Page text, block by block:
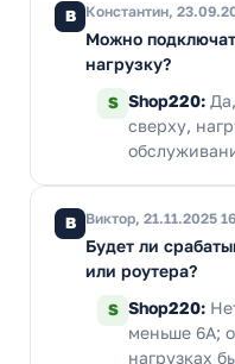
В Константин,
Можно
нагрузку?
S Shop220:
сверху,
В Виктор, 21.11.2025
Будет ли
или роутера?
S Shop220:
меньше 6А;
нагрузках